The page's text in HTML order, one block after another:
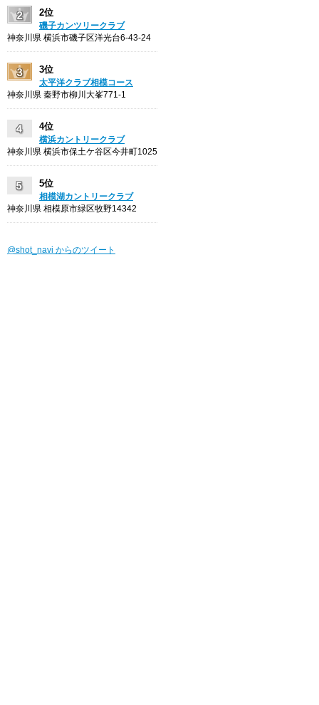
2位
磯子カンツリークラブ
神奈川県 横浜市磯子区洋光台6-43-24
3位
太平洋クラブ相模コース
神奈川県 秦野市柳川大峯771-1
4位
横浜カントリークラブ
神奈川県 横浜市保土ケ谷区今井町1025
5位
相模湖カントリークラブ
神奈川県 相模原市緑区牧野14342
@shot_navi からのツイート